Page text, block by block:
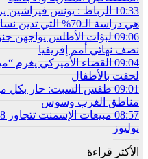
10:33 الرباط : يونس فيراشين
هي دراسة الـ70% التي تدين نساء ورجال التعليم؟»
09:06 لبؤات الأطلس يواجهن
نصف نهائي أمم إفريقيا
09:04
لحقت بالأطفال
09:01 طقس السبت: حار بكل
مناطق الغرب وسوس
08:57
يوليوز
الأكثر قراءة